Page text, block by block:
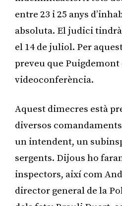
entre 23 i 25 anys
absoluta. El judici
el 14 de juliol. Per
preveu que
videoconferència.
Aquest dimecres està
diversos
un intendent, un
sergents. Dijous ho
inspectors, així com
director general de la